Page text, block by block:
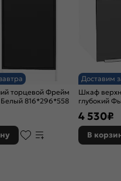
торцевой Фрейм
816*296*558
Доставим
Шкаф
глубокий
4 530₽
В